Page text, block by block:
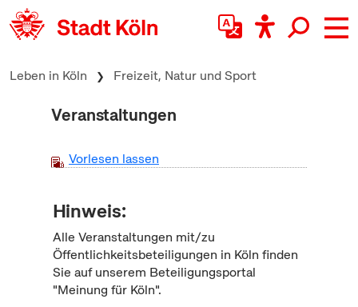
zum Inhalt springen
Leben in Köln Freizeit, Natur und Sport
Veranstaltungen
Vorlesen lassen
Hinweis:
Alle Veranstaltungen mit/zu
Öffentlichkeitsbeteiligungen in Köln finden
Sie auf unserem Beteiligungsportal
"Meinung für Köln".